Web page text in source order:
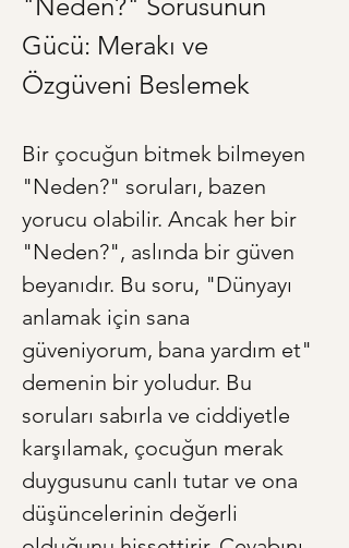
Gücü: Merakı ve
Özgüveni Beslemek
Bir çocuğun bitmek bilmeyen
"Neden?" soruları, bazen
yorucu olabilir. Ancak her bir
"Neden?", aslında bir güven
beyanıdır. Bu soru, "Dünyayı
anlamak için sana
güveniyorum, bana yardım et"
demenin bir yoludur. Bu
soruları sabırla ve ciddiyetle
karşılamak, çocuğun merak
duygusunu canlı tutar ve ona
düşüncelerinin değerli